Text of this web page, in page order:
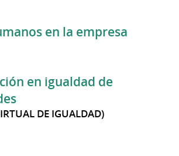
en la empresa
en igualdad de
DE IGUALDAD)